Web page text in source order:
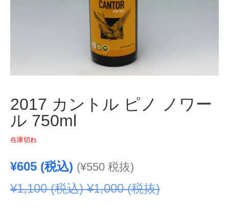
2017 カントル ピノ ノワー
ル 750ml
在庫切れ
¥605 (税込) (¥550 税抜)
¥1,100(税込)¥1,000(税抜)